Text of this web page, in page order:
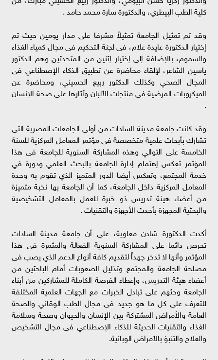
كلية الطب البيطري، والدكتورة سارة محمد حامد .
وقد تم تمثيل الجامعة تمثيلاً مشرفا على مدار يومين حيث تم
إختيار الدكتورة عايدة علام، فى لجنة التحكيم فى مجال كمياء الغذاء
والسموم، بالإضافة إلى إختيار إثنين من المتحدثين وهم الدكتور
ياسين الشاعر، لإلقاء محاضرة عن تطبيق الذكاء الإصطناعي فى
المجال الصحي وكذلك الدكتور ربيع الحسيني، ومحاضرة عن
الميكروبات المرضية فى منتجات الألبان وآثارها على صحة الإنسان
.
وقد كانت جامعة مدينة السادات من أولى الجامعات المصرية التى
تشارك بأبحاث علمية متخصصة فى مؤتمر المعامل المركزية للسنة
الخامسة على التوالي وهذه المشاركة السنوية للجامعة فى هذا
المؤتمر تعكس إهتمام إدارة الجامعة بالبحث العلمي ودورة في
خدمة المجتمع، وتعكس أيضا الدور المتميز الذي تقوم به وحدة
المعامل المركزية داخل الجامعة، كما أن الجامعة بها نخبة متميزة
من أعضاء هيئة تدريس ذو خبرة للعمل بالمعامل التشخيصية
والبحثية المجهزة بأحدث الأجهزة والتقنيات .
أكدت الدكتورة شادن معاوية، على أن جامعة مدينة السادات
تحرص دائما على المشاركة السنوية الفعالة والمثمرة فى هذا
المؤتمر وأنها لا تدخر جهداً لتقديم كافة أنواع الدعم الذي يصب فى
مصلحة الجامعة والمجتمع وتذليل الصعوبات أمام الباحثين من
أعضاء هيئة التدريس، وإعطاء الفرصة الكاملة للمشاركين من أبناء
الجامعة وحثهم على تبادل الخبرات مع الجهات العلمية المختلفة
للتعرف على كل ما هو جديد فى مجال الطب الوقائي والصحة
العامة والأمراض المشتركة بين الإنسان والحيوان وصحة وسلامة
الغذاء والتقنيات الحديثة للذكاء الإصطناعي فى مجال التشخيص
والعلاج والتنبؤ بالأمراض الوبائية.